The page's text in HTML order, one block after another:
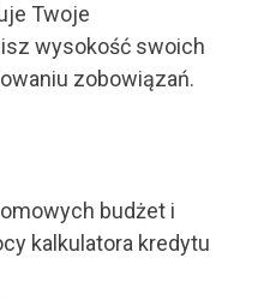
Twoje
wysokość swoich
zobowiązań.
budżet i
kalkulatora kredytu